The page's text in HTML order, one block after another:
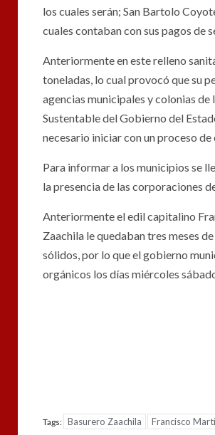
los cuales serán; San Bartolo
cuales contaban con sus pagos de
Anteriormente en este relleno
toneladas, lo cual provocó que su
agencias municipales y colonias
Sustentable del Gobierno del
necesario iniciar con un proceso
Para informar a los municipios se
la presencia de las corporaciones
Anteriormente el edil capitalino
Zaachila le quedaban tres meses
sólidos, por lo que el gobierno
orgánicos los días miércoles
Tags: Basurero Zaachila Francisco